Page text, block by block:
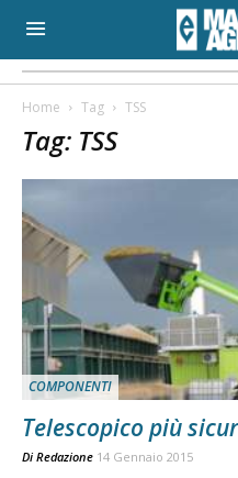
Home Tag TSS
Tag: TSS
COMPONENTI
Telescopico più
Di Redazione 14 Gennaio 2015